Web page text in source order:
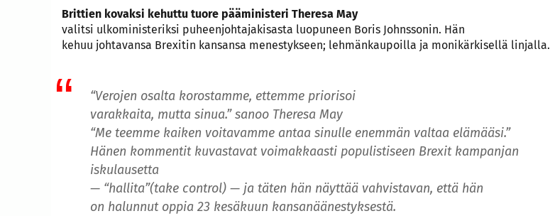
Brittien kovaksi kehuttu tuore pääministeri Theresa May
valitsi ulkoministeriksi puheenjohtajakisasta luopuneen Boris Johnssonin. Hän
kehuu johtavansa Brexitin kansansa menestykseen; lehmänkaupoilla ja monikärkisellä linjalla.
“Verojen osalta korostamme, ettemme priorisoi
varakkaita, mutta sinua.” sanoo Theresa May
“Me teemme kaiken voitavamme antaa sinulle enemmän valtaa elämääsi.”
Hänen kommentit kuvastavat voimakkaasti populistiseen Brexit kampanjan
iskulausetta
— “hallita”(take control) — ja täten hän näyttää vahvistavan, että hän
on halunnut oppia 23 kesäkuun kansanäänestyksestä.